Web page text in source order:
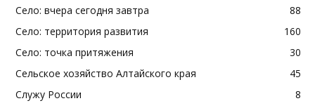
Село: вчера сегодня завтра
88
Село: территория развития
160
Село: точка притяжения
30
Сельское хозяйство Алтайского края
45
Служу России
8